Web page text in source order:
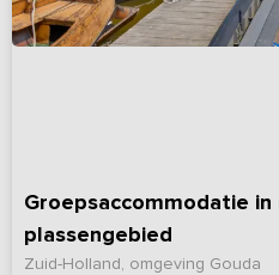
Groepsaccommodatie
plassengebied
Zuid-Holland, omgeving Gouda